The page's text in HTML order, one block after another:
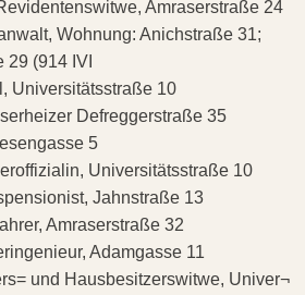
Amraserstraße 24
Wohnung: Anichstraße 31;
29 (914 IVI
Universitätsstraße 10
Defreggerstraße 35
5
Universitätsstraße 10
Jahnstraße 13
Amraserstraße 32
Adamgasse 11
und Hausbesitzerswitwe, Univer¬